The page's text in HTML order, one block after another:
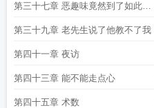
第三十七章 恶趣味竟然到了如此的
地步
第三十九章 老先生说了他教不了我
第四十一章 夜访
第四十三章 能不能走点心
第四十五章 术数